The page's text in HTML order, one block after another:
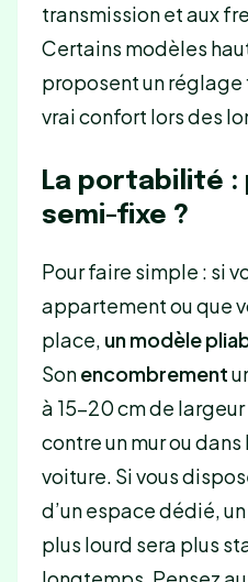
transmission et aux
Certains modèles
proposent un réglage
vrai confort lors des
La portabilité :
semi-fixe ?
Pour faire simple : si
appartement ou que
place, un modèle
Sonencombrement
à 15-20 cm de
contre un mur ou dans
voiture. Si vous
d’un espace dédié,
plus lourd sera plus